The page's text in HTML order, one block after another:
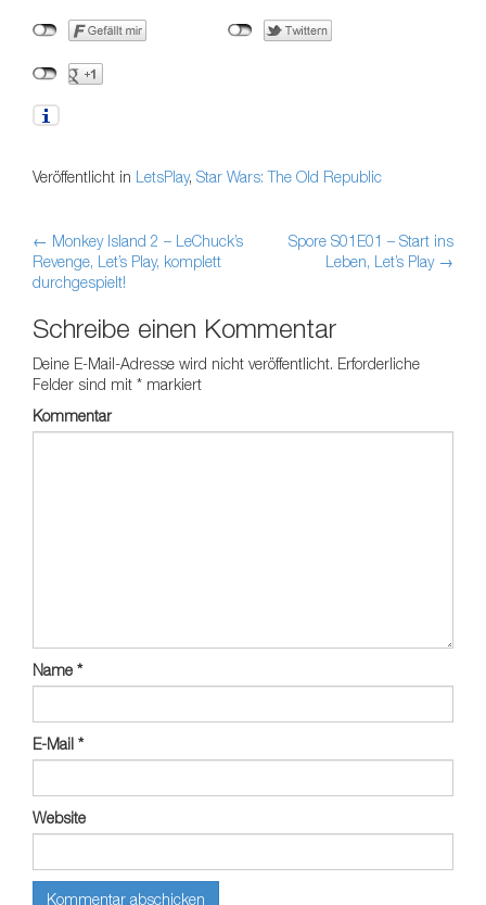
Veröffentlicht in LetsPlay, Star Wars: The Old Republic
Artikel-Navigation
← Monkey Island 2 – LeChuck’s
Revenge, Let’s Play, komplett
durchgespielt!
Spore S01E01 – Start ins
Leben, Let’s Play →
Schreibe einen Kommentar
Deine E-Mail-Adresse wird nicht veröffentlicht. Erforderliche
Felder sind mit * markiert
Kommentar
Name *
E-Mail *
Website